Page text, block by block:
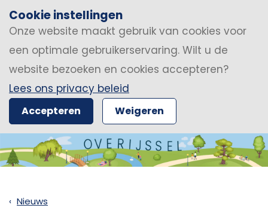
Cookie instellingen
Onze website maakt gebruik van cookies voor
een optimale gebruikerservaring. Wilt u de
website bezoeken en cookies accepteren?
Lees ons privacy beleid
Accepteren Weigeren
Nieuws